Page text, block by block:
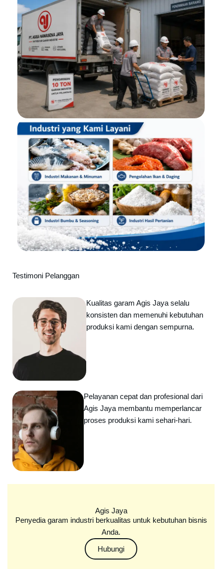
Testimoni Pelanggan
Kualitas garam Agis Jaya selalu
konsisten dan memenuhi kebutuhan
produksi kami dengan sempurna.
Pelayanan cepat dan profesional dari
Agis Jaya membantu memperlancar
proses produksi kami sehari-hari.
Agis Jaya
Penyedia garam industri berkualitas untuk kebutuhan bisnis
Anda.
Hubungi